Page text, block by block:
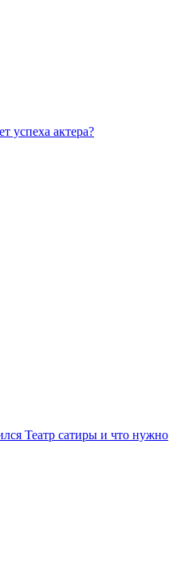
успеха актера?
Театр сатиры и что нужно